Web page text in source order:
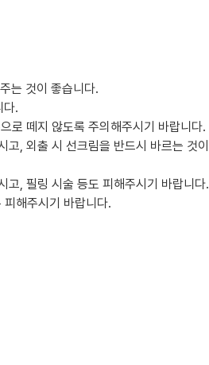
는 것이 좋습니다.
다.
로 떼지 않도록 주의해주시기 바랍니다.
, 외출 시 선크림을 반드시 바르는 것이
고, 필링 시술 등도 피해주시기 바랍니다.
해주시기 바랍니다.